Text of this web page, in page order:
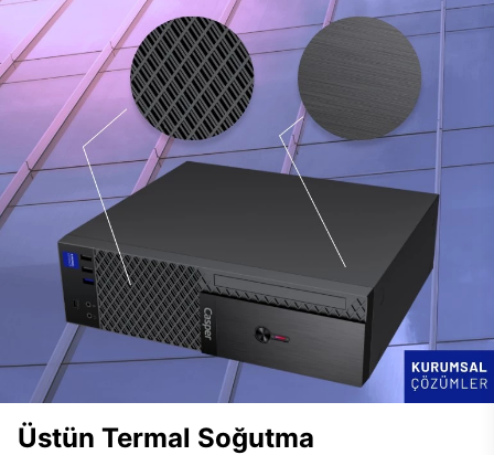
Üstün Termal Soğutma